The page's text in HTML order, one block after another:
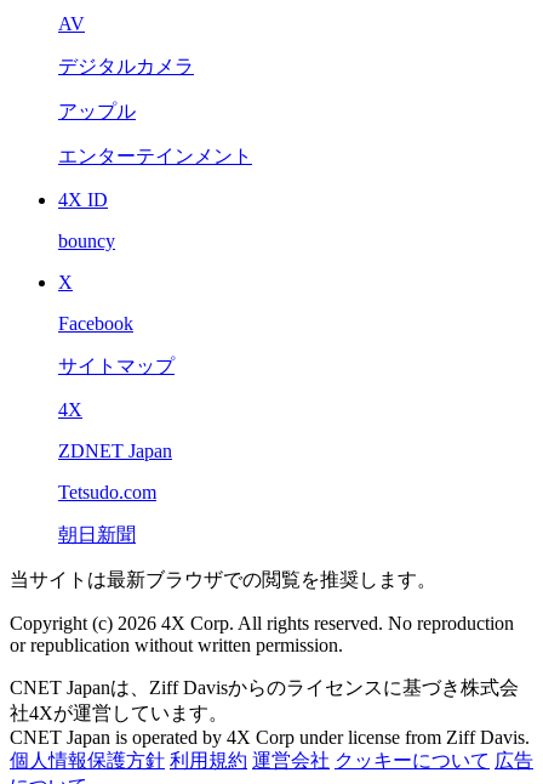
AV
デジタルカメラ
アップル
エンターテインメント
4X ID
bouncy
X
Facebook
サイトマップ
4X
ZDNET Japan
Tetsudo.com
朝日新聞
当サイトは最新ブラウザでの閲覧を推奨します。
Copyright (c) 2026 4X Corp. All rights reserved. No reproduction
or republication without written permission.
CNET Japanは、Ziff Davisからのライセンスに基づき株式会
社4Xが運営しています。
CNET Japan is operated by 4X Corp under license from Ziff Davis.
個人情報保護方針 利用規約 運営会社 クッキーについて 広告